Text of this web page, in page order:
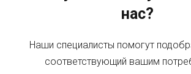
нас?
Наши специалисты помогут
соответствующий вашим